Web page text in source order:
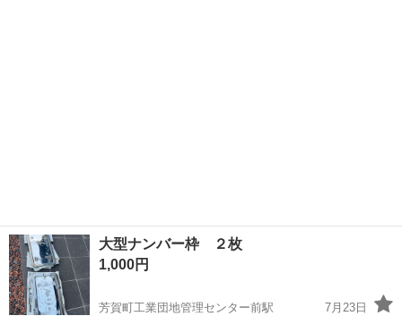
大型ナンバー枠 ２枚
1,000円
芳賀町工業団地管理センター前駅
7月23日